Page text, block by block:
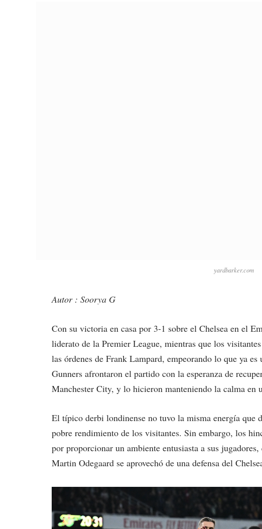
yardbarker.com
Autor : Soorya G
Con su victoria en casa por 3-1 sobre el Chelsea en el
liderato de la Premier League, mientras que los
las órdenes de Frank Lampard, empeorando lo que ya
Gunners afrontaron el partido con la esperanza de
Manchester City, y lo hicieron manteniendo la calma en
El típico derbi londinense no tuvo la misma energía que
pobre rendimiento de los visitantes. Sin embargo, los
por proporcionar un ambiente entusiasta a sus
Martin Odegaard se aprovechó de una defensa del